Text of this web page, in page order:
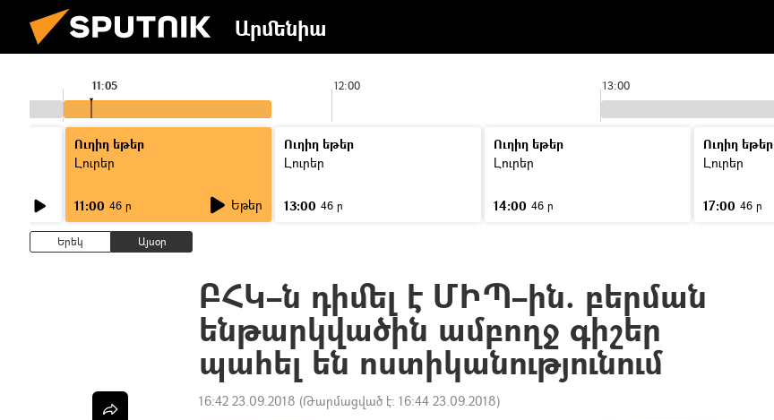
Արմենիա
12:00 13:00
11:05
Ուղիղ եթեր
Լուրեր
11:00 46 ր Եթեր
Ուղիղ եթեր
Լուրեր
13:00 46 ր
Ուղիղ եթեր
Լուրեր
14:00 46 ր
Ուղիղ եթեր
Լուրեր
17:00 46 ր
Երեկ Այսօր
ԲՀԿ–ն դիմել է ՄԻՊ–ին. բերման
ենթարկվածին ամբողջ գիշեր
պահել են ոստիկանությունում
16:42 23.09.2018 (Թարմացված է: 16:44 23.09.2018)